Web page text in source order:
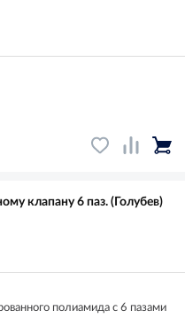
клапану 6 паз. (Голубев)
полиамида с 6 пазами